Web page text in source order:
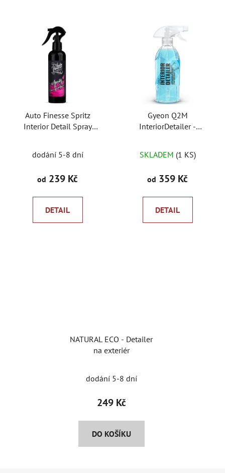
Auto Finesse Spritz
Interior Detail Spray
hodnocení
produktu
5,0
z
dodání 5-8 dní
od 239 Kč
DETAIL
Gyeon Q2M
InteriorDetailer -
SKLADEM (1 KS)
od 359 Kč
DETAIL
NATURAL ECO - Detailer
na exteriér
dodání 5-8 dní
249 Kč
DO KOŠÍKU